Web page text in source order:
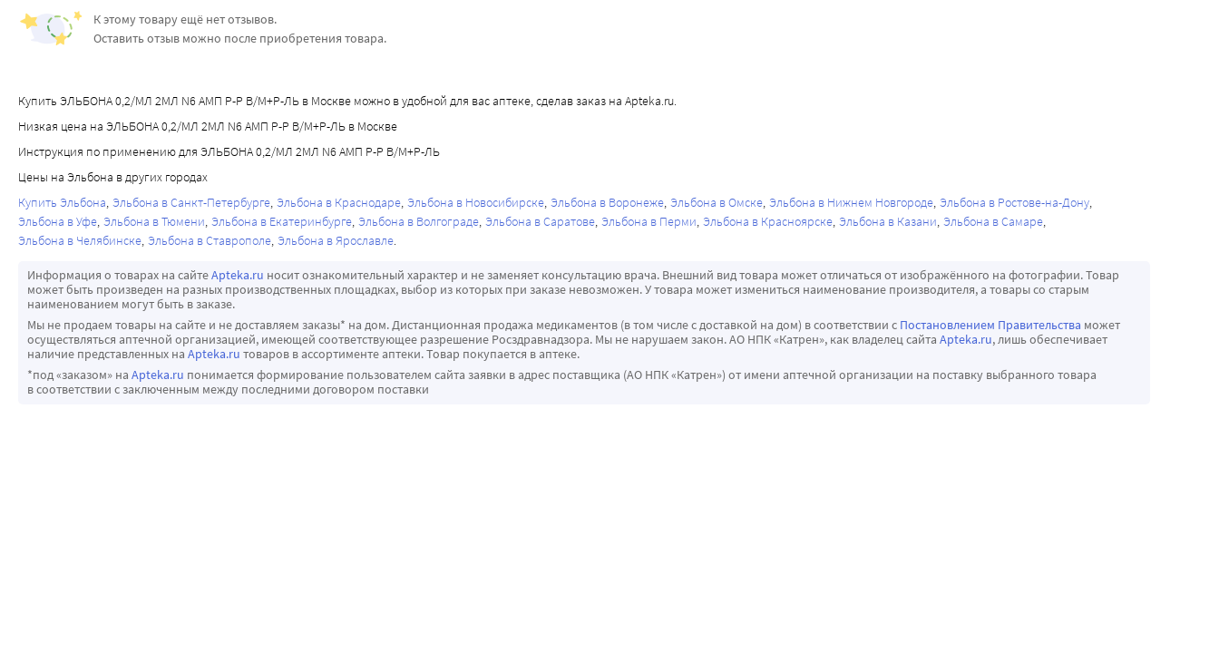
К этому товару ещё нет отзывов.
Оставить отзыв можно после приобретения товара.
Купить ЭЛЬБОНА 0,2/МЛ 2МЛ N6 АМП Р-Р В/М+Р-ЛЬ в Москве можно в удобной для вас аптеке, сделав заказ на Apteka.ru.
Низкая цена на ЭЛЬБОНА 0,2/МЛ 2МЛ N6 АМП Р-Р В/М+Р-ЛЬ в Москве
Инструкция по применению для ЭЛЬБОНА 0,2/МЛ 2МЛ N6 АМП Р-Р В/М+Р-ЛЬ
Цены на Эльбона в других городах
Купить Эльбона Эльбона в Санкт-Петербурге Эльбона в Краснодаре Эльбона в Новосибирске Эльбона в Воронеже Эльбона в Омске Эльбона в Нижнем Новгороде Эльбона в Ростове-на-Дону
Эльбона в Уфе Эльбона в Тюмени Эльбона в Екатеринбурге Эльбона в Волгограде Эльбона в Саратове Эльбона в Перми Эльбона в Красноярске Эльбона в Казани Эльбона в Самаре
Эльбона в Челябинске Эльбона в Ставрополе Эльбона в Ярославле
Информация о товарах на сайтеApteka.ru носит ознакомительный характер и не заменяет консультацию врача. Внешний вид товара может отличаться от изображённого на фотографии. Товар
может быть произведен на разных производственных площадках, выбор из которых при заказе невозможен. У товара может измениться наименование производителя, а товары со старым
наименованием могут быть в заказе.
Мы не продаем товары на сайте и не доставляем заказы* на дом. Дистанционная продажа медикаментов (в том числе с доставкой на дом) в соответствии с Постановлением Правительства может
осуществляться аптечной организацией, имеющей соответствующее разрешение Росздравнадзора. Мы не нарушаем закон. АО НПК «Катрен», как владелец сайта Apteka.ru, лишь обеспечивает
наличие представленных на Apteka.ru товаров в ассортименте аптеки. Товар покупается в аптеке.
*под «заказом» на Apteka.ru понимается формирование пользователем сайта заявки в адрес поставщика (АО НПК «Катрен») от имени аптечной организации на поставку выбранного товара
в соответствии с заключенным между последними договором поставки